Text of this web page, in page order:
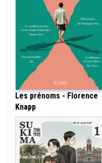
Les prénoms - Florence
Knapp